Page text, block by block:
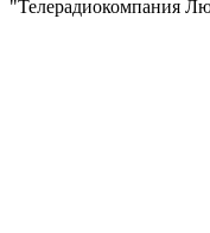
"Телерадиокомпания